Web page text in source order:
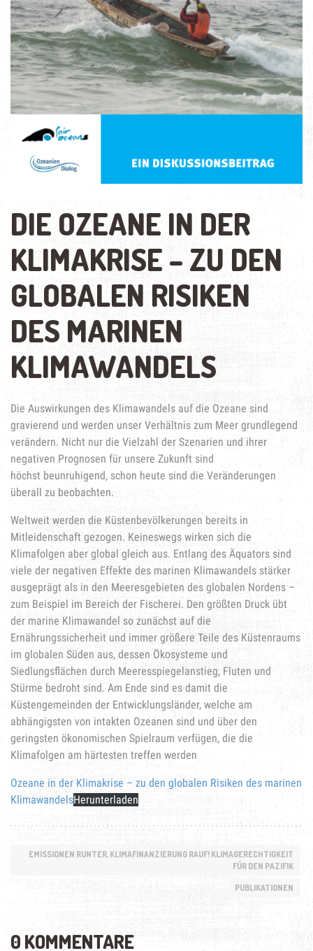
DIE OZEANE IN DER
KLIMAKRISE – ZU DEN
GLOBALEN RISIKEN
DES MARINEN
KLIMAWANDELS
Die Auswirkungen des Klimawandels auf die Ozeane sind
gravierend und werden unser Verhältnis zum Meer grundlegend
verändern. Nicht nur die Vielzahl der Szenarien und ihrer
negativen Prognosen für unsere Zukunft sind
höchst beunruhigend, schon heute sind die Veränderungen
überall zu beobachten.
Weltweit werden die Küstenbevölkerungen bereits in
Mitleidenschaft gezogen. Keineswegs wirken sich die
Klimafolgen aber global gleich aus. Entlang des Äquators sind
viele der negativen Effekte des marinen Klimawandels stärker
ausgeprägt als in den Meeresgebieten des globalen Nordens –
zum Beispiel im Bereich der Fischerei. Den größten Druck übt
der marine Klimawandel so zunächst auf die
Ernährungssicherheit und immer größere Teile des Küstenraums
im globalen Süden aus, dessen Ökosysteme und
Siedlungsflächen durch Meeresspiegelanstieg, Fluten und
Stürme bedroht sind. Am Ende sind es damit die
Küstengemeinden der Entwicklungsländer, welche am
abhängigsten von intakten Ozeanen sind und über den
geringsten ökonomischen Spielraum verfügen, die die
Klimafolgen am härtesten treffen werden
Ozeane in der Klimakrise – zu den globalen Risiken des marinen
KlimawandelsHerunterladen
EMISSIONEN RUNTER, KLIMAFINANZIERUNG RAUF! KLIMAGERECHTIGKEIT
FÜR DEN PAZIFIK
PUBLIKATIONEN
0 KOMMENTARE